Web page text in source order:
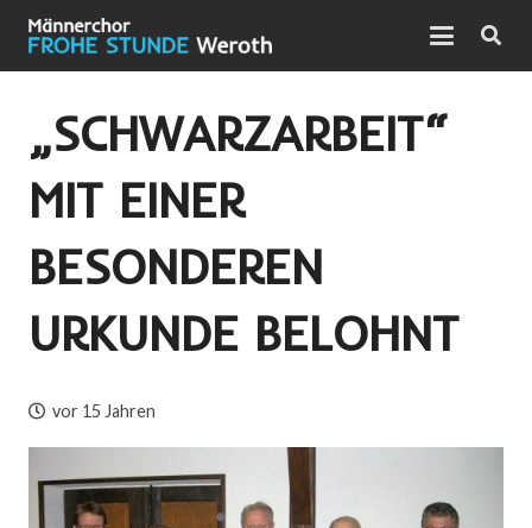
„SCHWARZARBEIT“
MIT EINER
BESONDEREN
URKUNDE BELOHNT
vor 15 Jahren